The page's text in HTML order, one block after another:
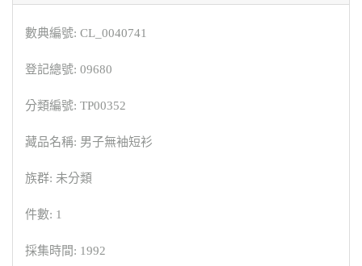
數典編號: CL_0040741
登記總號: 09680
分類編號: TP00352
藏品名稱: 男子無袖短衫
族群: 未分類
件數: 1
採集時間: 1992